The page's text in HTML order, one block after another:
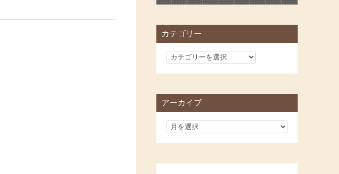
カテゴリー
カ
リ
アーカイブ